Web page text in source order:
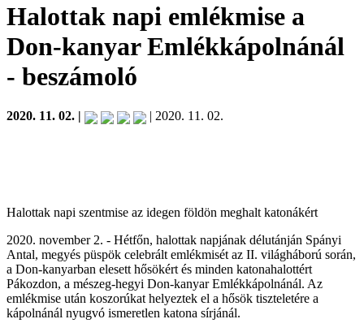
Halottak napi emlékmise a
Don-kanyar Emlékkápolnánál
- beszámoló
2020. 11. 02. | | 2020. 11. 02.
Halottak napi szentmise az idegen földön meghalt katonákért
2020. november 2. - Hétfőn, halottak napjának délutánján Spányi
Antal, megyés püspök celebrált emlékmisét az II. világháború során,
a Don-kanyarban elesett hősökért és minden katonahalottért
Pákozdon, a mészeg-hegyi Don-kanyar Emlékkápolnánál. Az
emlékmise után koszorúkat helyeztek el a hősök tiszteletére a
kápolnánál nyugvó ismeretlen katona sírjánál.